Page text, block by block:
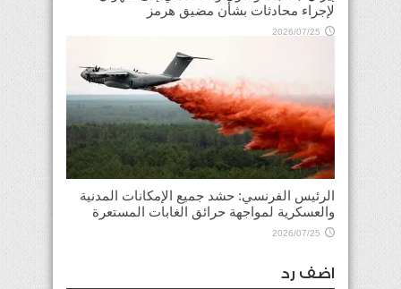
لإجراء محادثات بشأن مضيق هرمز
2026/07/25
الرئيس الفرنسي: حشد جميع الإمكانات المدنية
والعسكرية لمواجهة حرائق الغابات المستعرة
2026/07/25
اضف رد